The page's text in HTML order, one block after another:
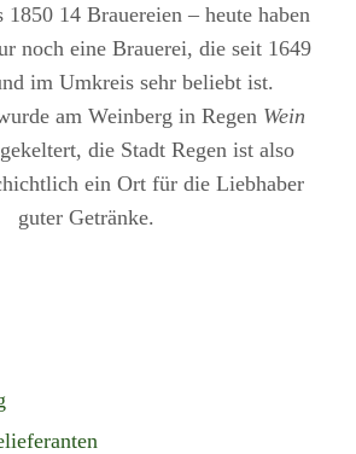
1850 14 Brauereien – heute haben
noch eine Brauerei, die seit 1649
im Umkreis sehr beliebt ist.
am Weinberg in Regen Wein
die Stadt Regen ist also
ein Ort für die Liebhaber
guter Getränke.